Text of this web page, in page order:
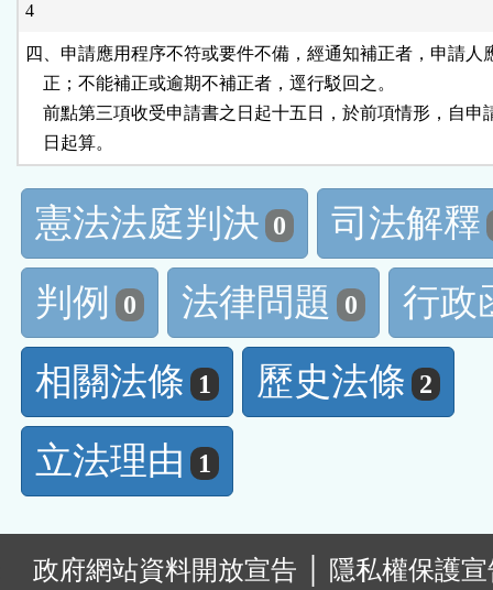
4
四、申請應用程序不符或要件不備，經通知補正者，申請人
    正；不能補正或逾期不補正者，逕行駁回之。
前點第三項收受申請書之日起十五日，於前項情形，自申
    日起算。
憲法法庭判決 0
司法解釋
判例
0 法律問題 0
行政
相關法條
1 歷史法條 2
立法理由 1
政府網站資料開放宣告
隱私權保護